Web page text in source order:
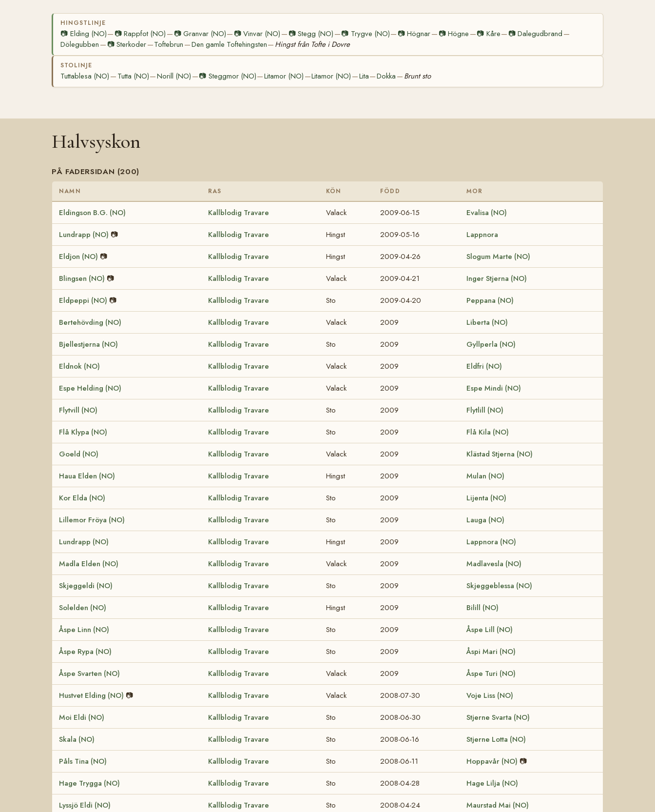
HINGSTLINJE
📷 Elding (NO)— 📷Rappfot (NO) — 📷 Granvar (NO)— 📷 Vinvar (NO) — 📷Stegg (NO) —📷 Trygve (NO)— 📷Högnar— 📷Högne —📷 Kåre— 📷Dalegudbrand —
Dölegubben — 📷Sterkoder—Toftebrun —Den gamle Toftehingsten— Hingst från Tofte i Dovre
STOLINJE
Tuttablesa (NO) — Tutta (NO)—Norill (NO) —📷 Steggmor (NO)—Litamor (NO) —Litamor (NO) —Lita—Dokka — Brunt sto
Halvsyskon
PÅ FADERSIDAN (200)
NAMN RAS KÖN FÖDD MOR
Eldingson B.G. (NO) Kallblodig Travare Valack 2009-06-15 Evalisa (NO)
Lundrapp (NO) 📷 Kallblodig Travare Hingst 2009-05-16 Lappnora
Eldjon (NO) 📷 Kallblodig Travare Hingst 2009-04-26 Slogum Marte (NO)
Blingsen (NO) 📷 Kallblodig Travare Valack 2009-04-21 Inger Stjerna (NO)
Eldpeppi (NO) 📷 Kallblodig Travare Sto 2009-04-20 Peppana (NO)
Bertehövding (NO) Kallblodig Travare Valack 2009 Liberta (NO)
Bjellestjerna (NO) Kallblodig Travare Sto 2009 Gyllperla (NO)
Eldnok (NO) Kallblodig Travare Valack 2009 Eldfri (NO)
Espe Helding (NO) Kallblodig Travare Valack 2009 Espe Mindi (NO)
Flytvill (NO) Kallblodig Travare Sto 2009 Flytlill (NO)
Flå Klypa (NO) Kallblodig Travare Sto 2009 Flå Kila (NO)
Goeld (NO) Kallblodig Travare Valack 2009 Klästad Stjerna (NO)
Haua Elden (NO) Kallblodig Travare Hingst 2009 Mulan (NO)
Kor Elda (NO) Kallblodig Travare Sto 2009 Lijenta (NO)
Lillemor Fröya (NO) Kallblodig Travare Sto 2009 Lauga (NO)
Lundrapp (NO) Kallblodig Travare Hingst 2009 Lappnora (NO)
Madla Elden (NO) Kallblodig Travare Valack 2009 Madlavesla (NO)
Skjeggeldi (NO) Kallblodig Travare Sto 2009 Skjeggeblessa (NO)
Solelden (NO) Kallblodig Travare Hingst 2009 Bilill (NO)
Åspe Linn (NO) Kallblodig Travare Sto 2009 Åspe Lill (NO)
Åspe Rypa (NO) Kallblodig Travare Sto 2009 Åspi Mari (NO)
Åspe Svarten (NO) Kallblodig Travare Valack 2009 Åspe Turi (NO)
Hustvet Elding (NO) 📷 Kallblodig Travare Valack 2008-07-30 Voje Liss (NO)
Moi Eldi (NO) Kallblodig Travare Sto 2008-06-30 Stjerne Svarta (NO)
Skala (NO) Kallblodig Travare Sto 2008-06-16 Stjerne Lotta (NO)
Påls Tina (NO) Kallblodig Travare Sto 2008-06-11 Hoppavår (NO) 📷
Hage Trygga (NO) Kallblodig Travare Sto 2008-04-28 Hage Lilja (NO)
Lyssjö Eldi (NO) Kallblodig Travare Sto 2008-04-24 Maurstad Mai (NO)